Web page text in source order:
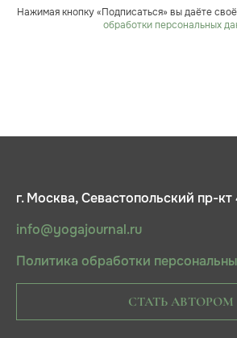
Нажимая кнопку «Подписаться» вы даёте
обработки персональных
г. Москва, Севастопольский пр-кт
info@yogajournal.ru
Политика обработки
СТАТЬ АВТОРОМ